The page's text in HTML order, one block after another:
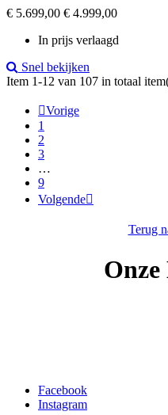
Regular
€ 5.699,00 Prijs
€ 4.999,00
In prijs verlaagd
Snel bekijken
Item 1-12 van 107 in totaal
Vorige
1
2
3
…
9
Volgende
Terug
Facebook
Instagram